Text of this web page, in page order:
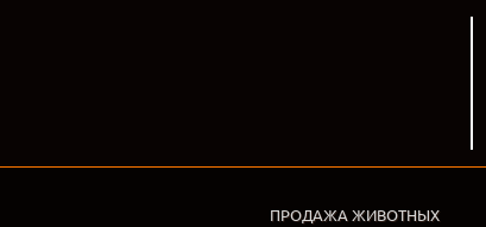
ПРОДАЖА ЖИВОТНЫХ